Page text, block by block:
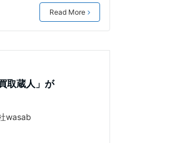
Read More
取蔵人」が
wasab